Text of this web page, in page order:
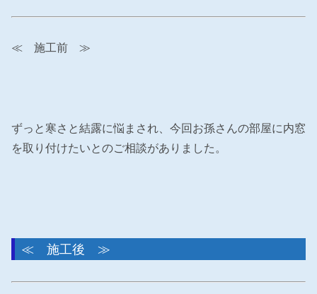
≪ 施工前 ≫
ずっと寒さと結露に悩まされ、今回お孫さんの部屋に内窓
を取り付けたいとのご相談がありました。
≪ 施工後 ≫